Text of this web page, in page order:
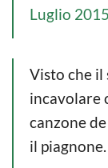
Luglio 2015
Visto che il
incavolare
canzone de
il piagnone.